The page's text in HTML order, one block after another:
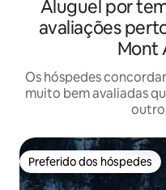
Aluguel por
avaliações
Mont
Os hóspedes
muito bem avaliadas
Preferido dos hóspedes
Preferido dos hóspedes